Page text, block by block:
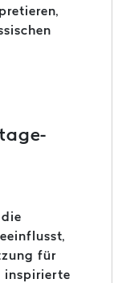
für
inspirierte